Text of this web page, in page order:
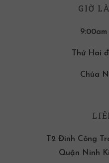
GIỜ
9:00am
Thứ Hai
Chúa
T2 Đinh Công
Quận Ninh